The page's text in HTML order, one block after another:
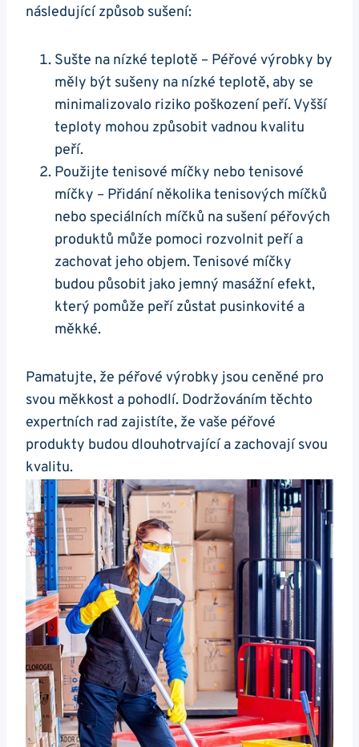
následující způsob sušení:
Sušte na nízké teplotě – Péřové výrobky by
měly být sušeny na nízké teplotě, aby se
minimalizovalo riziko poškození peří. Vyšší
teploty mohou způsobit vadnou kvalitu
peří.
Použijte tenisové míčky nebo tenisové
míčky – Přidání několika tenisových míčků
nebo speciálních míčků na sušení péřových
produktů může pomoci rozvolnit peří a
zachovat jeho objem. Tenisové míčky
budou působit jako jemný masážní efekt,
který pomůže peří zůstat pusinkovité a
měkké.
Pamatujte, že péřové výrobky jsou ceněné pro
svou měkkost a pohodlí. Dodržováním těchto
expertních rad zajistíte, že vaše péřové
produkty budou dlouhotrvající a zachovají svou
kvalitu.